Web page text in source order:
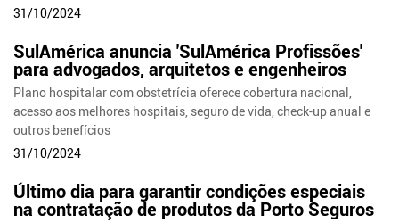
31/10/2024
SulAmérica anuncia 'SulAmérica Profissões'
para advogados, arquitetos e engenheiros
Plano hospitalar com obstetrícia oferece cobertura nacional,
acesso aos melhores hospitais, seguro de vida, check-up anual e
outros benefícios
31/10/2024
Último dia para garantir condições especiais
na contratação de produtos da Porto Seguros